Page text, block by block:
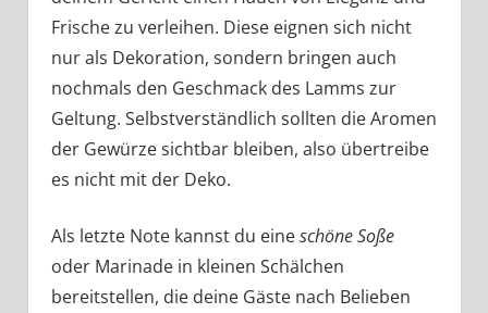
Frische zu verleihen. Diese eignen sich nicht
nur als Dekoration, sondern bringen auch
nochmals den Geschmack des Lamms zur
Geltung. Selbstverständlich sollten die Aromen
der Gewürze sichtbar bleiben, also übertreibe
es nicht mit der Deko.
Als letzte Note kannst du eineschöne Soße
oder Marinade in kleinen Schälchen
bereitstellen, die deine Gäste nach Belieben